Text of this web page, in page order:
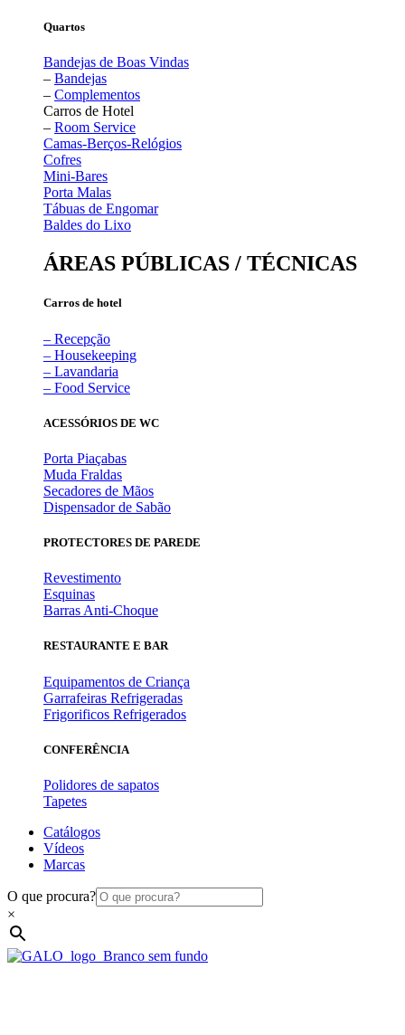
Quartos
Bandejas de Boas Vindas
– Bandejas
– Complementos
Carros de Hotel
– Room Service
Camas-Berços-Relógios
Cofres
Mini-Bares
Porta Malas
Tábuas de Engomar
Baldes do Lixo
ÁREAS PÚBLICAS / TÉCNICAS
Carros de hotel
– Recepção
– Housekeeping
– Lavandaria
– Food Service
ACESSÓRIOS DE WC
Porta Piaçabas
Muda Fraldas
Secadores de Mãos
Dispensador de Sabão
PROTECTORES DE PAREDE
Revestimento
Esquinas
Barras Anti-Choque
RESTAURANTE E BAR
Equipamentos de Criança
Garrafeiras Refrigeradas
Frigorificos Refrigerados
CONFERÊNCIA
Polidores de sapatos
Tapetes
Catálogos
Vídeos
Marcas
O que procura?
×